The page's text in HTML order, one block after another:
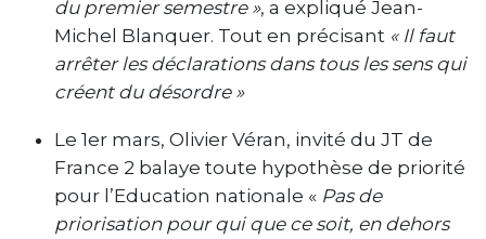
du premier semestre », a expliqué Jean-
Michel Blanquer. Tout en précisant « Il faut
arrêter les déclarations dans tous les sens qui
créent du désordre »
Le 1er mars, Olivier Véran, invité du JT de
France 2 balaye toute hypothèse de priorité
pour l’Education nationale « Pas de
priorisation pour qui que ce soit, en dehors